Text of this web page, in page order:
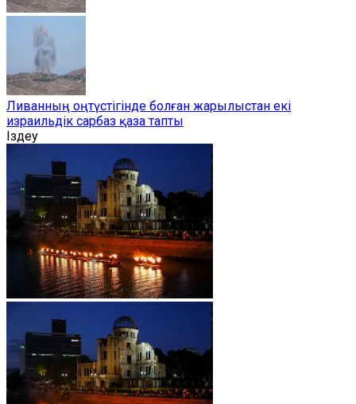
Ливанның оңтүстігінде болған жарылыстан екі
израильдік сарбаз қаза тапты
Іздеу